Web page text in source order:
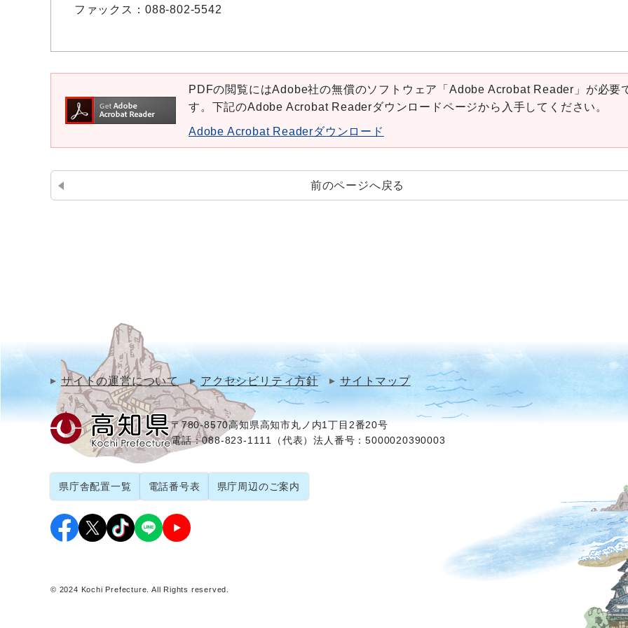
ファックス： 088-802-5542
PDFの閲覧にはAdobe社の無償のソフトウェア「Adobe Acrobat Reader」が必要
す。下記のAdobe Acrobat Readerダウンロードページから入手してください。
Adobe Acrobat Readerダウンロード
前のページへ戻る
サイトの運営について アクセシビリティ方針 サイトマップ
〒780-8570高知県高知市丸ノ内1丁目2番20号
電話：088-823-1111（代表）法人番号：5000020390003
県庁舎配置一覧 電話番号表 県庁周辺のご案内
© 2024 Kochi Prefecture. All Rights reserved.